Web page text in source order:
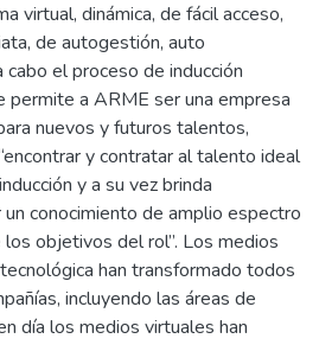
virtual, dinámica, de fácil acceso,
de autogestión, auto
el proceso de inducción
permite a ARME ser una empresa
nuevos y futuros talentos,
y contratar al talento ideal
y a su vez brinda
conocimiento de amplio espectro
objetivos del rol”. Los medios
han transformado todos
incluyendo las áreas de
día los medios virtuales han